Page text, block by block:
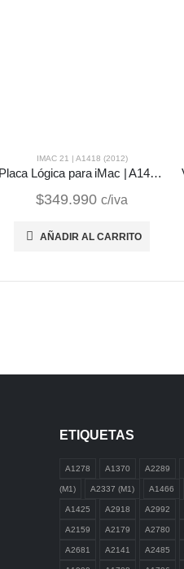
IMAC 21 | A1418 (2012)
Placa Lógica para iMac | A1418 (2012)
$349.990 c/iva
AÑADIR AL CARRITO
ETIQUETAS
A1278 A1370 A2289
(M1) A2337 (M1) A1466
A1425 A2918 A2992
A2159 A2179 A2780
A2681 A2141 A2485